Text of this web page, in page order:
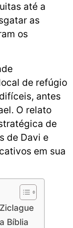
até a
as
os
de refúgio
antes
O relato
de
de Davi e
em sua
Bíblia